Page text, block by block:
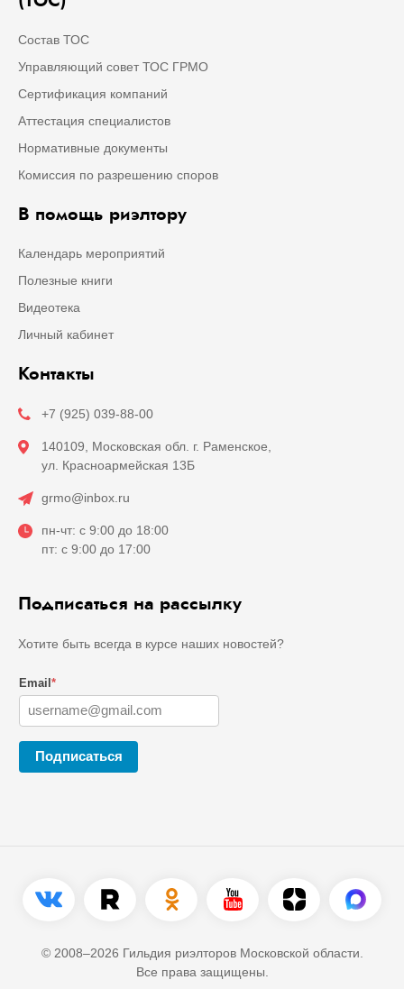
Состав ТОС
Управляющий совет ТОС ГРМО
Сертификация компаний
Аттестация специалистов
Нормативные документы
Комиссия по разрешению споров
В помощь риэлтору
Календарь мероприятий
Полезные книги
Видеотека
Личный кабинет
Контакты
+7 (925) 039-88-00
140109, Московская обл. г. Раменское,
ул. Красноармейская 13Б
grmo@inbox.ru
пн-чт: с 9:00 до 18:00
пт: с 9:00 до 17:00
Подписаться на рассылку
Хотите быть всегда в курсе наших новостей?
Email *
Подписаться
© 2008–2026 Гильдия риэлторов Московской области.
Все права защищены.